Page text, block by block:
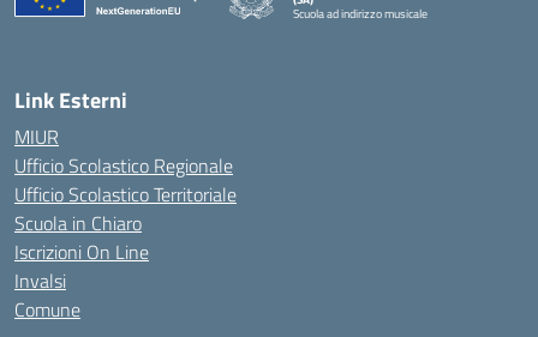
Scuola ad indirizzo musicale
Link Esterni
MIUR
Ufficio Scolastico Regionale
Ufficio Scolastico Territoriale
Scuola in Chiaro
Iscrizioni On Line
Invalsi
Comune